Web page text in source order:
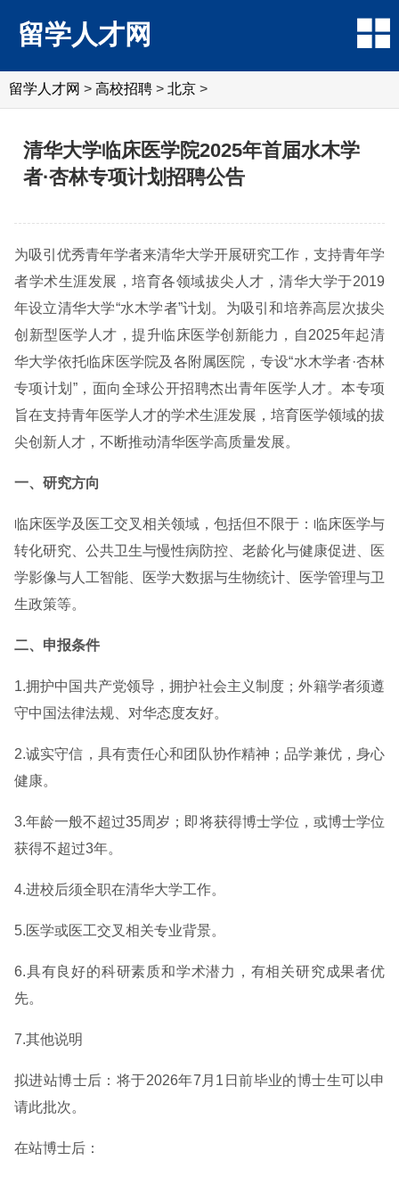
留学人才网
留学人才网 > 高校招聘 > 北京 >
清华大学临床医学院2025年首届水木学
者·杏林专项计划招聘公告
为吸引优秀青年学者来清华大学开展研究工作，支持青年学
者学术生涯发展，培育各领域拔尖人才，清华大学于2019
年设立清华大学“水木学者”计划。为吸引和培养高层次拔尖
创新型医学人才，提升临床医学创新能力，自2025年起清
华大学依托临床医学院及各附属医院，专设“水木学者·杏林
专项计划”，面向全球公开招聘杰出青年医学人才。本专项
旨在支持青年医学人才的学术生涯发展，培育医学领域的拔
尖创新人才，不断推动清华医学高质量发展。
一、研究方向
临床医学及医工交叉相关领域，包括但不限于：临床医学与
转化研究、公共卫生与慢性病防控、老龄化与健康促进、医
学影像与人工智能、医学大数据与生物统计、医学管理与卫
生政策等。
二、申报条件
1.拥护中国共产党领导，拥护社会主义制度；外籍学者须遵
守中国法律法规、对华态度友好。
2.诚实守信，具有责任心和团队协作精神；品学兼优，身心
健康。
3.年龄一般不超过35周岁；即将获得博士学位，或博士学位
获得不超过3年。
4.进校后须全职在清华大学工作。
5.医学或医工交叉相关专业背景。
6.具有良好的科研素质和学术潜力，有相关研究成果者优
先。
7.其他说明
拟进站博士后：将于2026年7月1日前毕业的博士生可以申
请此批次。
在站博士后：